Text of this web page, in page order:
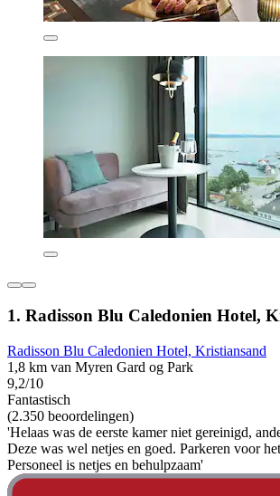
1. Radisson Blu Caledonien Hotel,
Radisson Blu Caledonien Hotel, Kristiansand
1,8 km van Myren Gard og Park
9,2/10
Fantastisch
(2.350 beoordelingen)
'Helaas was de eerste kamer niet gereinigd,
Deze was wel netjes en goed. Parkeren voor
Personeel is netjes en behulpzaam'